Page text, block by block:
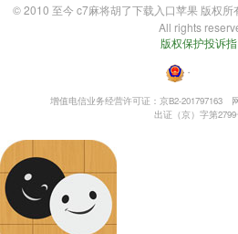
© 2010 至今 c7麻将胡了下载入口苹果 版权
All rights
版权保护投诉
・
增值电信业务经营许可证：京B2-201797163
出证（京）字第2799